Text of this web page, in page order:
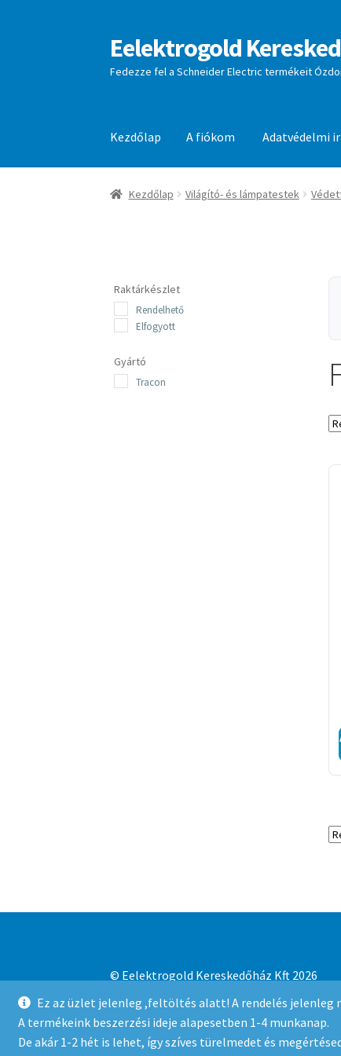
Ez az üzlet jelenleg ,feltöltés alatt! A rendelés
A termékeink beszerzési ideje alapesetben 1-4 munkanap.
De akár 1-2 hét is lehet, így szíves türelmedet és
Ugrás
a
navigációhoz
Kilépés
a
tartalomba
Eelektrogold
Fedezze fel a Schneider Electric termékeit
Kezdőlap A fiókom Adatvédelmi
Kezdőlap A fiókom Adatvédelmi irányelvek
Kezdőlap Világító- és lámpatestek
Raktárkészlet
Rendelhető
Elfogyott
Gyártó
Tracon
© Eelektrogold Kereskedőház Kft 2026
Adatvédelmi irányelvek
Built with